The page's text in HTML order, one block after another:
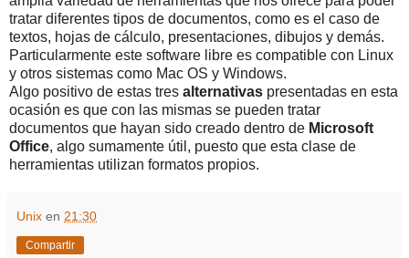
tratar diferentes tipos de documentos, como es el caso de
textos, hojas de cálculo, presentaciones, dibujos y demás.
Particularmente este software libre es compatible con Linux
y otros sistemas como Mac OS y Windows.
Algo positivo de estas tres alternativas presentadas en esta
ocasión es que con las mismas se pueden tratar
documentos que hayan sido creado dentro de Microsoft
Office, algo sumamente útil, puesto que esta clase de
herramientas utilizan formatos propios.
Unix en 21:30
Compartir